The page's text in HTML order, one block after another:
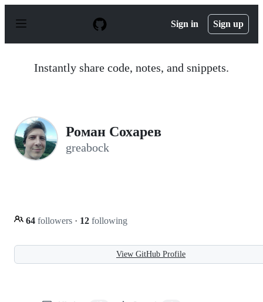
p
Sign in Sign up
Instantly share code, notes, and snippets.
Роман Сохарев
greabock
64 followers · 12 following
View GitHub Profile